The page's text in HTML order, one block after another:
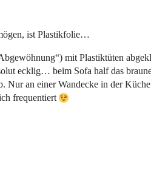
ist Plastikfolie…
mit Plastiktüten
ecklig… beim Sofa half das
Nur an einer Wandecke in der
frequentiert